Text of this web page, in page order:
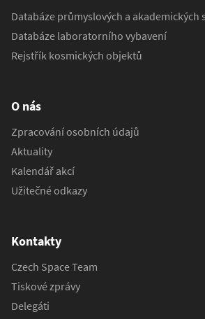
Databáze průmyslových a akademických
Databáze laboratorního vybavení
Rejstřík kosmických objektů
O nás
Zpracování osobních údajů
Aktuality
Kalendář akcí
Užitečné odkazy
Kontakty
Czech Space Team
Tiskové zprávy
Delegáti